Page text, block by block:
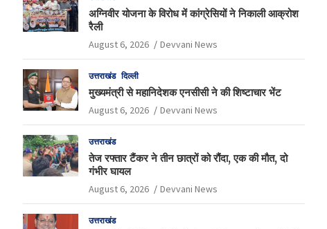
अग्निवीर योजना के विरोध में कांग्रेसियों ने निकाली आक्रोश
रैली
August 6, 2026 Devvani News
उत्तराखंड दिल्ली
मुख्यमंत्री से महानिदेशक एनसीसी ने की शिष्टाचार भेंट
August 6, 2026 Devvani News
उत्तराखंड
तेज रफ्तार टैंकर ने तीन छात्रों को रौंदा, एक की मौत, दो
गंभीर घायल
August 6, 2026 Devvani News
उत्तराखंड